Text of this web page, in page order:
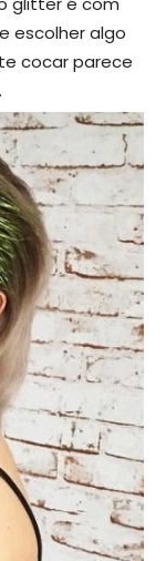
escolher algo
cocar parece